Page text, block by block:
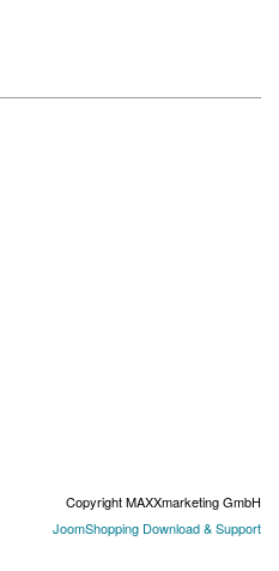
Copyright MAXXmarketing GmbH
JoomShopping Download & Support